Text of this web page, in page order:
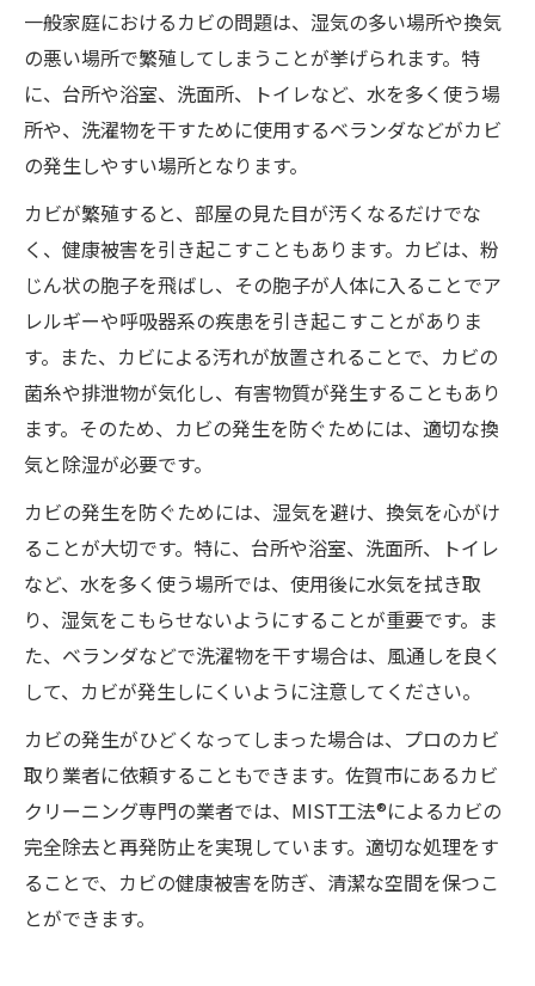
一般家庭におけるカビの問題は、湿気の多い場所や換気
の悪い場所で繁殖してしまうことが挙げられます。特
に、台所や浴室、洗面所、トイレなど、水を多く使う場
所や、洗濯物を干すために使用するベランダなどがカビ
の発生しやすい場所となります。
カビが繁殖すると、部屋の見た目が汚くなるだけでな
く、健康被害を引き起こすこともあります。カビは、粉
じん状の胞子を飛ばし、その胞子が人体に入ることでア
レルギーや呼吸器系の疾患を引き起こすことがありま
す。また、カビによる汚れが放置されることで、カビの
菌糸や排泄物が気化し、有害物質が発生することもあり
ます。そのため、カビの発生を防ぐためには、適切な換
気と除湿が必要です。
カビの発生を防ぐためには、湿気を避け、換気を心がけ
ることが大切です。特に、台所や浴室、洗面所、トイレ
など、水を多く使う場所では、使用後に水気を拭き取
り、湿気をこもらせないようにすることが重要です。ま
た、ベランダなどで洗濯物を干す場合は、風通しを良く
して、カビが発生しにくいように注意してください。
カビの発生がひどくなってしまった場合は、プロのカビ
取り業者に依頼することもできます。佐賀市にあるカビ
クリーニング専門の業者では、MIST工法®によるカビの
完全除去と再発防止を実現しています。適切な処理をす
ることで、カビの健康被害を防ぎ、清潔な空間を保つこ
とができます。